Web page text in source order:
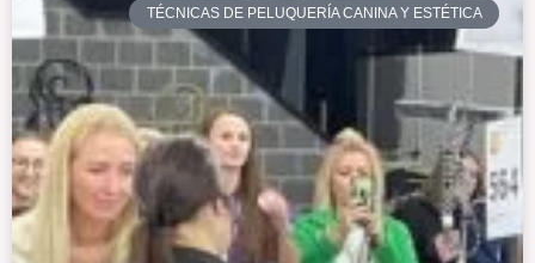
TÉCNICAS DE PELUQUERÍA CANINA Y ESTÉTICA